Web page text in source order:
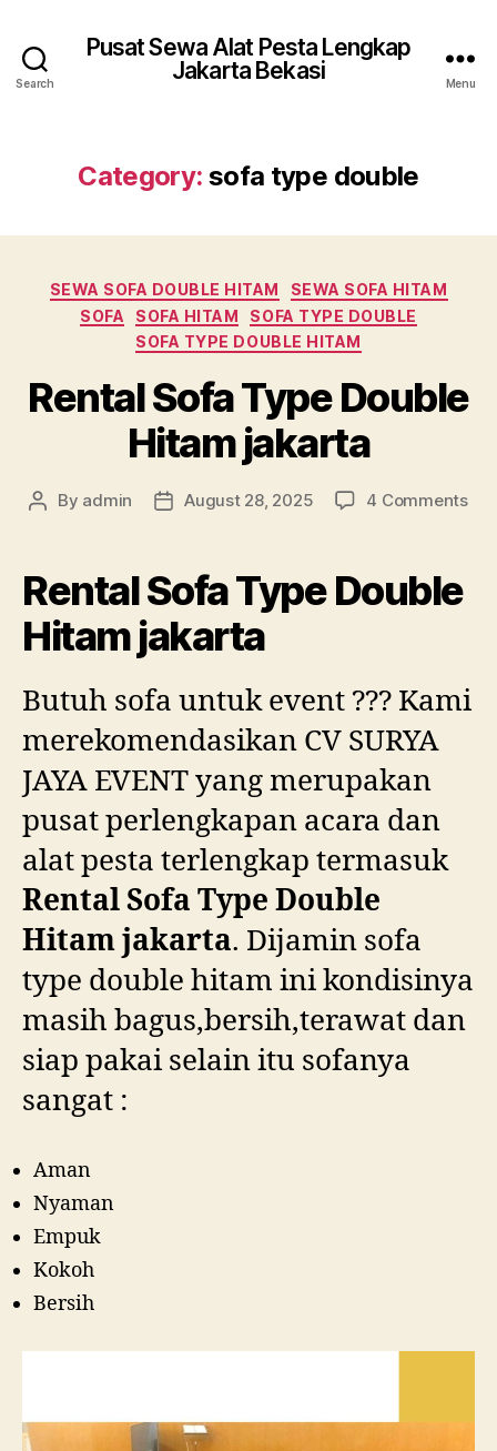
Search
Pusat Sewa Alat Pesta Lengkap
Jakarta Bekasi
Menu
Category: sofa type double
Categories
SEWA SOFA DOUBLE HITAM
SEWA SOFA HITAM
SOFA
SOFA HITAM
SOFA TYPE DOUBLE
SOFA TYPE DOUBLE HITAM
Rental Sofa Type Double
Hitam jakarta
Post
By admin
PostAugust 28, 2025 4 Commentson
Rental Sofa Type Double
Hitam jakarta
Butuh sofa untuk event ??? Kami
merekomendasikan CV SURYA
JAYA EVENT yang merupakan
pusat perlengkapan acara dan
alat pesta terlengkap termasuk
Rental Sofa Type Double
Hitam jakarta. Dijamin sofa
type double hitam ini kondisinya
masih bagus,bersih,terawat dan
siap pakai selain itu sofanya
sangat :
Aman
Nyaman
Empuk
Kokoh
Bersih